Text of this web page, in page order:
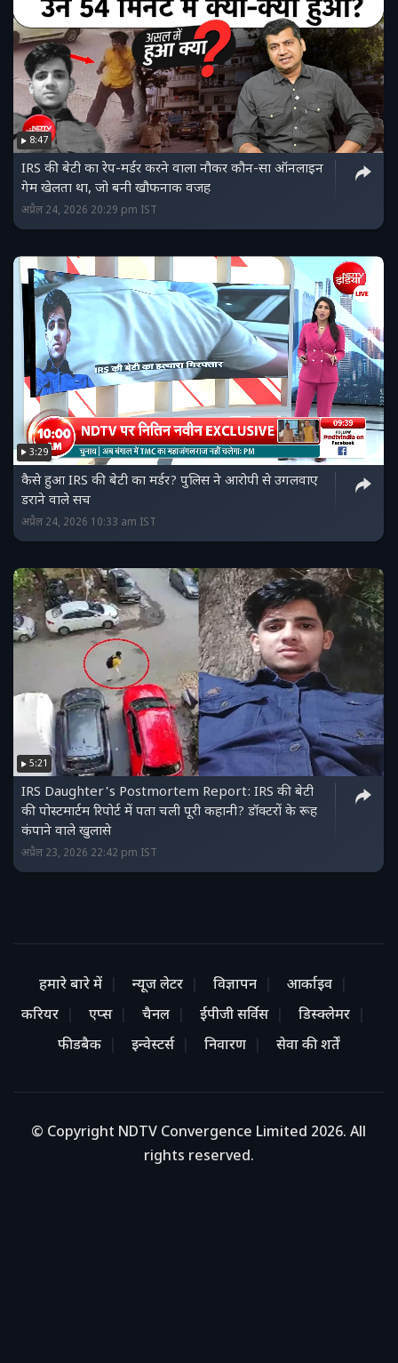
8:47
IRS की बेटी का रेप-मर्डर करने वाला नौकर कौन-सा ऑनलाइन
गेम खेलता था, जो बनी खौफनाक वजह
अप्रैल 24, 2026 20:29 pm IST
3:29
कैसे हुआ IRS की बेटी का मर्डर? पुलिस ने आरोपी से उगलवाए
डराने वाले सच
अप्रैल 24, 2026 10:33 am IST
5:21
IRS Daughter's Postmortem Report: IRS की बेटी
की पोस्टमार्टम रिपोर्ट में पता चली पूरी कहानी? डॉक्टरों के रूह
कंपाने वाले खुलासे
अप्रैल 23, 2026 22:42 pm IST
हमारे बारे में न्यूज लेटर विज्ञापन
आर्काइव
करियर
एप्स चैनल ईपीजी सर्विस
डिस्क्लेमर
फीडबैक
इन्वेस्टर्स निवारण सेवा की शर्तें
© Copyright NDTV Convergence Limited 2026. All
rights reserved.